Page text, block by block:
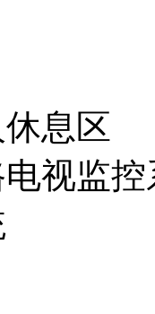
息区
视监控